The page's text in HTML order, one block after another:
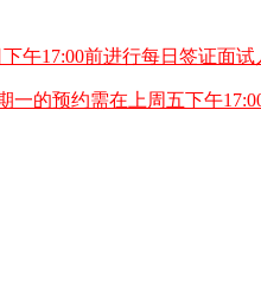
午17:00前进行每日签证面试
一的预约需在上周五下午